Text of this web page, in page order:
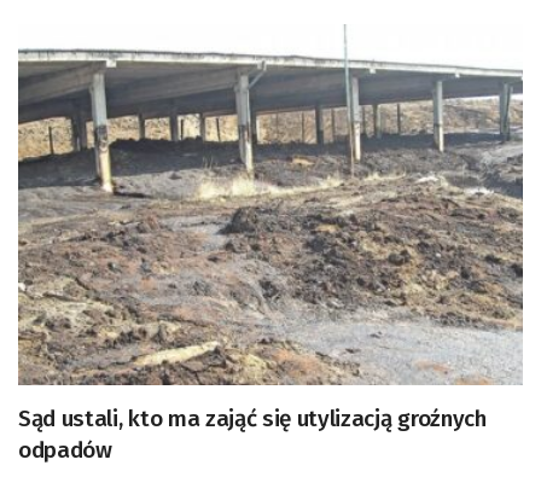
Sąd ustali, kto ma zająć się utylizacją groźnych
odpadów